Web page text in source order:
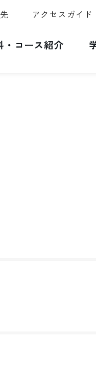
アクセスガイド
・コース紹介